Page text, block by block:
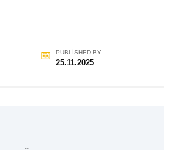
PUBLISHED BY
25.11.2025